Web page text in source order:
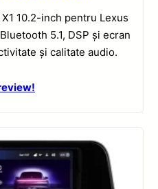
10.2-inch pentru Lexus
5.1, DSP și ecran
și calitate audio.